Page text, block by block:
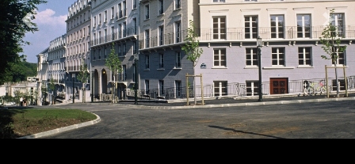
Previous Next